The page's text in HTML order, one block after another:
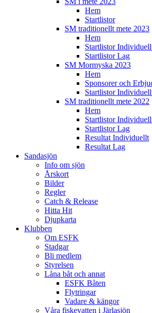
Hem
Startlistor
SM traditionellt mete 2023
Hem
Startlistor
Startlistor Lag
SM Mormyska 2023
Hem
Sponsorer och
Startlistor
SM traditionellt mete 2022
Hem
Startlistor
Startlistor Lag
Resultat Individuellt
Resultat Lag
Sandasjön
Info om sjön
Årskort
Bilder
Regler
Catch & Release
Hitta Hit
Djupkarta
Klubben
Om ESFK
Stadgar
Bli medlem
Styrelsen
Låna båt och annat
ESFK Båten
Flytringar
Vadare & kängor
Våra fiskevatten i Järlasjön